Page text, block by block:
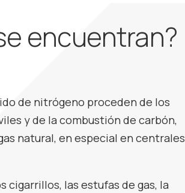
encuentran?
de nitrógeno proceden de los
y de la combustión de carbón,
natural, en especial en centrales
cigarrillos, las estufas de gas, la